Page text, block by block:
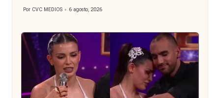
Publicado
Por CVC MEDIOS 6 agosto, 2026